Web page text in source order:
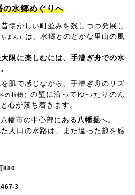
の水郷めぐりへ
懐かしい町並みを残しつつ発展し
まん） は、水郷とのどかな里山の風
限に楽しむには、手漕ぎ舟での水
肌で感じながら、手漕ぎ舟のリズ
の植物）の壁に沿ってゆったりのん
心が落ち着きます。
幡市の中心部にある八幡掘へ。
人口の水路は、また違った趣を感
880
3